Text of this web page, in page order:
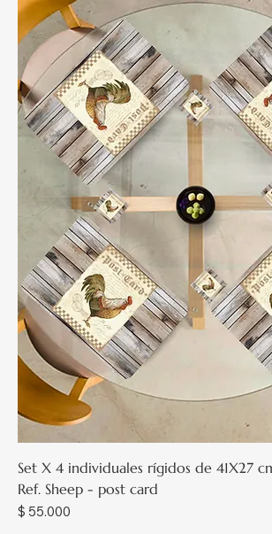
Set X 4 individuales rígidos de 41X27
Ref. Sheep - post card
Precio
$ 55.000